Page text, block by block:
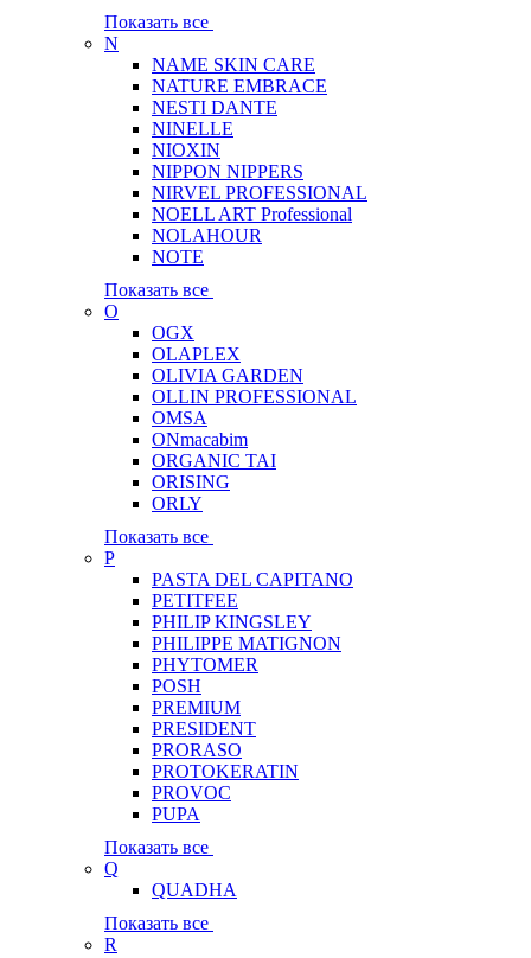
Показать все
N
NAME SKIN CARE
NATURE EMBRACE
NESTI DANTE
NINELLE
NIOXIN
NIPPON NIPPERS
NIRVEL PROFESSIONAL
NOELL ART Professional
NOLAHOUR
NOTE
Показать все
O
OGX
OLAPLEX
OLIVIA GARDEN
OLLIN PROFESSIONAL
OMSA
ONmacabim
ORGANIC TAI
ORISING
ORLY
Показать все
P
PASTA DEL CAPITANO
PETITFEE
PHILIP KINGSLEY
PHILIPPE MATIGNON
PHYTOMER
POSH
PREMIUM
PRESIDENT
PRORASO
PROTOKERATIN
PROVOC
PUPA
Показать все
Q
QUADHA
Показать все
R